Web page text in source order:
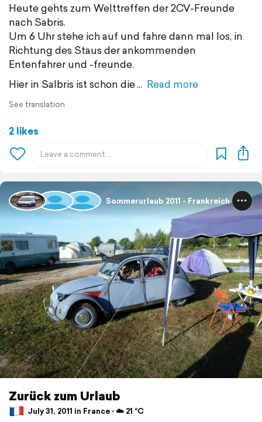
Heute gehts zum Welttreffen der 2CV-Freunde
nach Sabris.
Um 6 Uhr stehe ich auf und fahre dann mal los, in
Richtung des Staus der ankommenden
Entenfahrer und -freunde.
Hier in Salbris ist schon die
Read more
See translation
2 likes
Sommerurlaub 2011 - Frankreich
Zurück zum Urlaub
July 31, 2011 in France ⋅ ☁️ 21 °C